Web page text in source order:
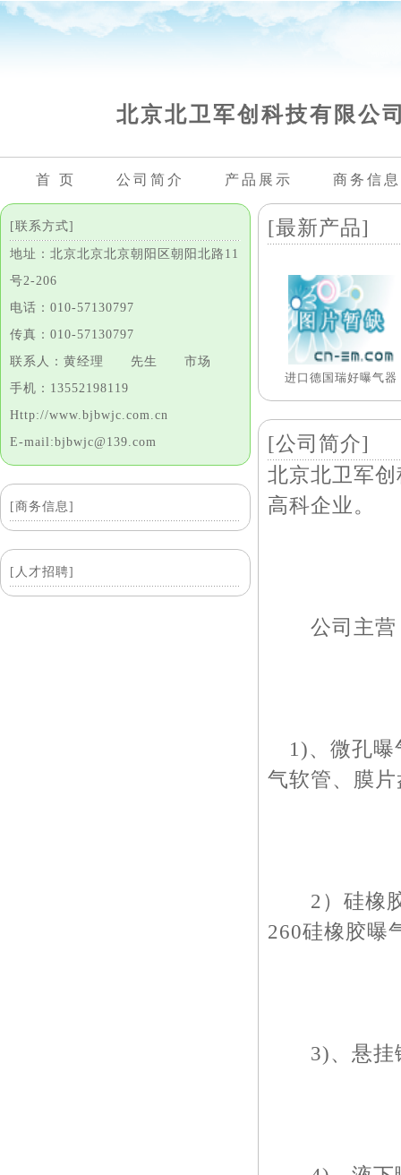
北京北卫军创科技有限公
首 页 公司简介 产品展示 商务信息
[联系方式]
地址：北京北京北京朝阳区朝阳北路11
号2-206
电话：010-57130797
传真：010-57130797
联系人：黄经理 先生 市场
手机：13552198119
Http://www.bjbwjc.com.cn
E-mail:bjbwjc@139.com
[商务信息]
[人才招聘]
[最新产品]
进口德国瑞好曝气器
[公司简介]
北京北卫军
高科企业。
公司主营
1)、微孔曝
气软管、膜
2）硅橡胶
260硅橡胶曝
3)、悬挂